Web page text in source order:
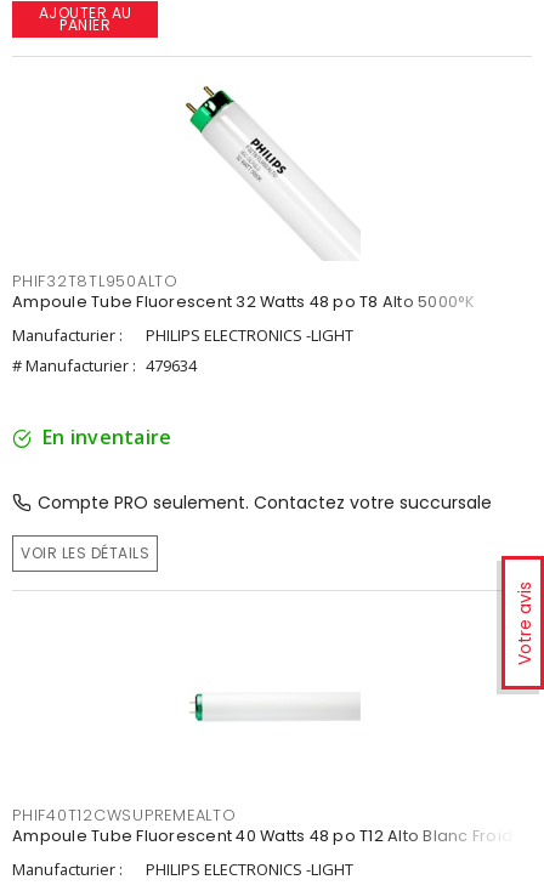
Votre avis
AJOUTER AU
PANIER
PHIF32T8TL950ALTO
Ampoule Tube Fluorescent 32 Watts 48 po T8 Alto 5000°K
Manufacturier :
PHILIPS ELECTRONICS -LIGHT
# Manufacturier : 479634
En inventaire
Compte PRO seulement. Contactez votre succursale
VOIR LES DÉTAILS
PHIF40T12CWSUPREMEALTO
Ampoule Tube Fluorescent 40 Watts 48 po T12 Alto Blanc Froid
Manufacturier :
PHILIPS ELECTRONICS -LIGHT